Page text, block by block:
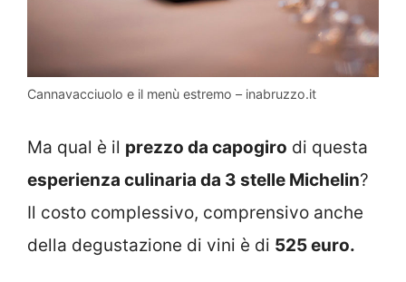
Cannavacciuolo e il menù estremo – inabruzzo.it
Ma qual è il prezzo da capogiro di questa
esperienza culinaria da 3 stelle Michelin?
Il costo complessivo, comprensivo anche
della degustazione di vini è di 525 euro.